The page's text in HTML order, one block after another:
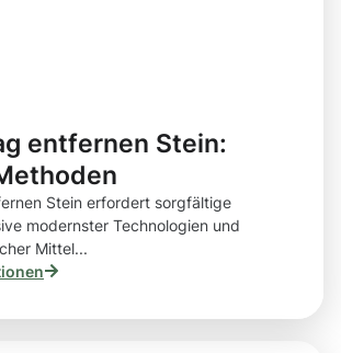
entfernen Stein:
Stein erfordert sorgfältige
modernster Technologien und
Mittel...